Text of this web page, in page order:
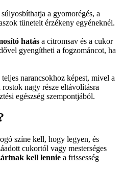
a gyomorégés, a
tüneteit érzékeny egyéneknél.
hatás a citromsav és a cukor
gyengítheti a fogzománcot, ha
teljes narancsokhoz képest, mivel a
nagy része eltávolításra
egészség szempontjából.
színe kell, hogy legyen, és
cukortól vagy mesterséges
kell lennie a frissesség